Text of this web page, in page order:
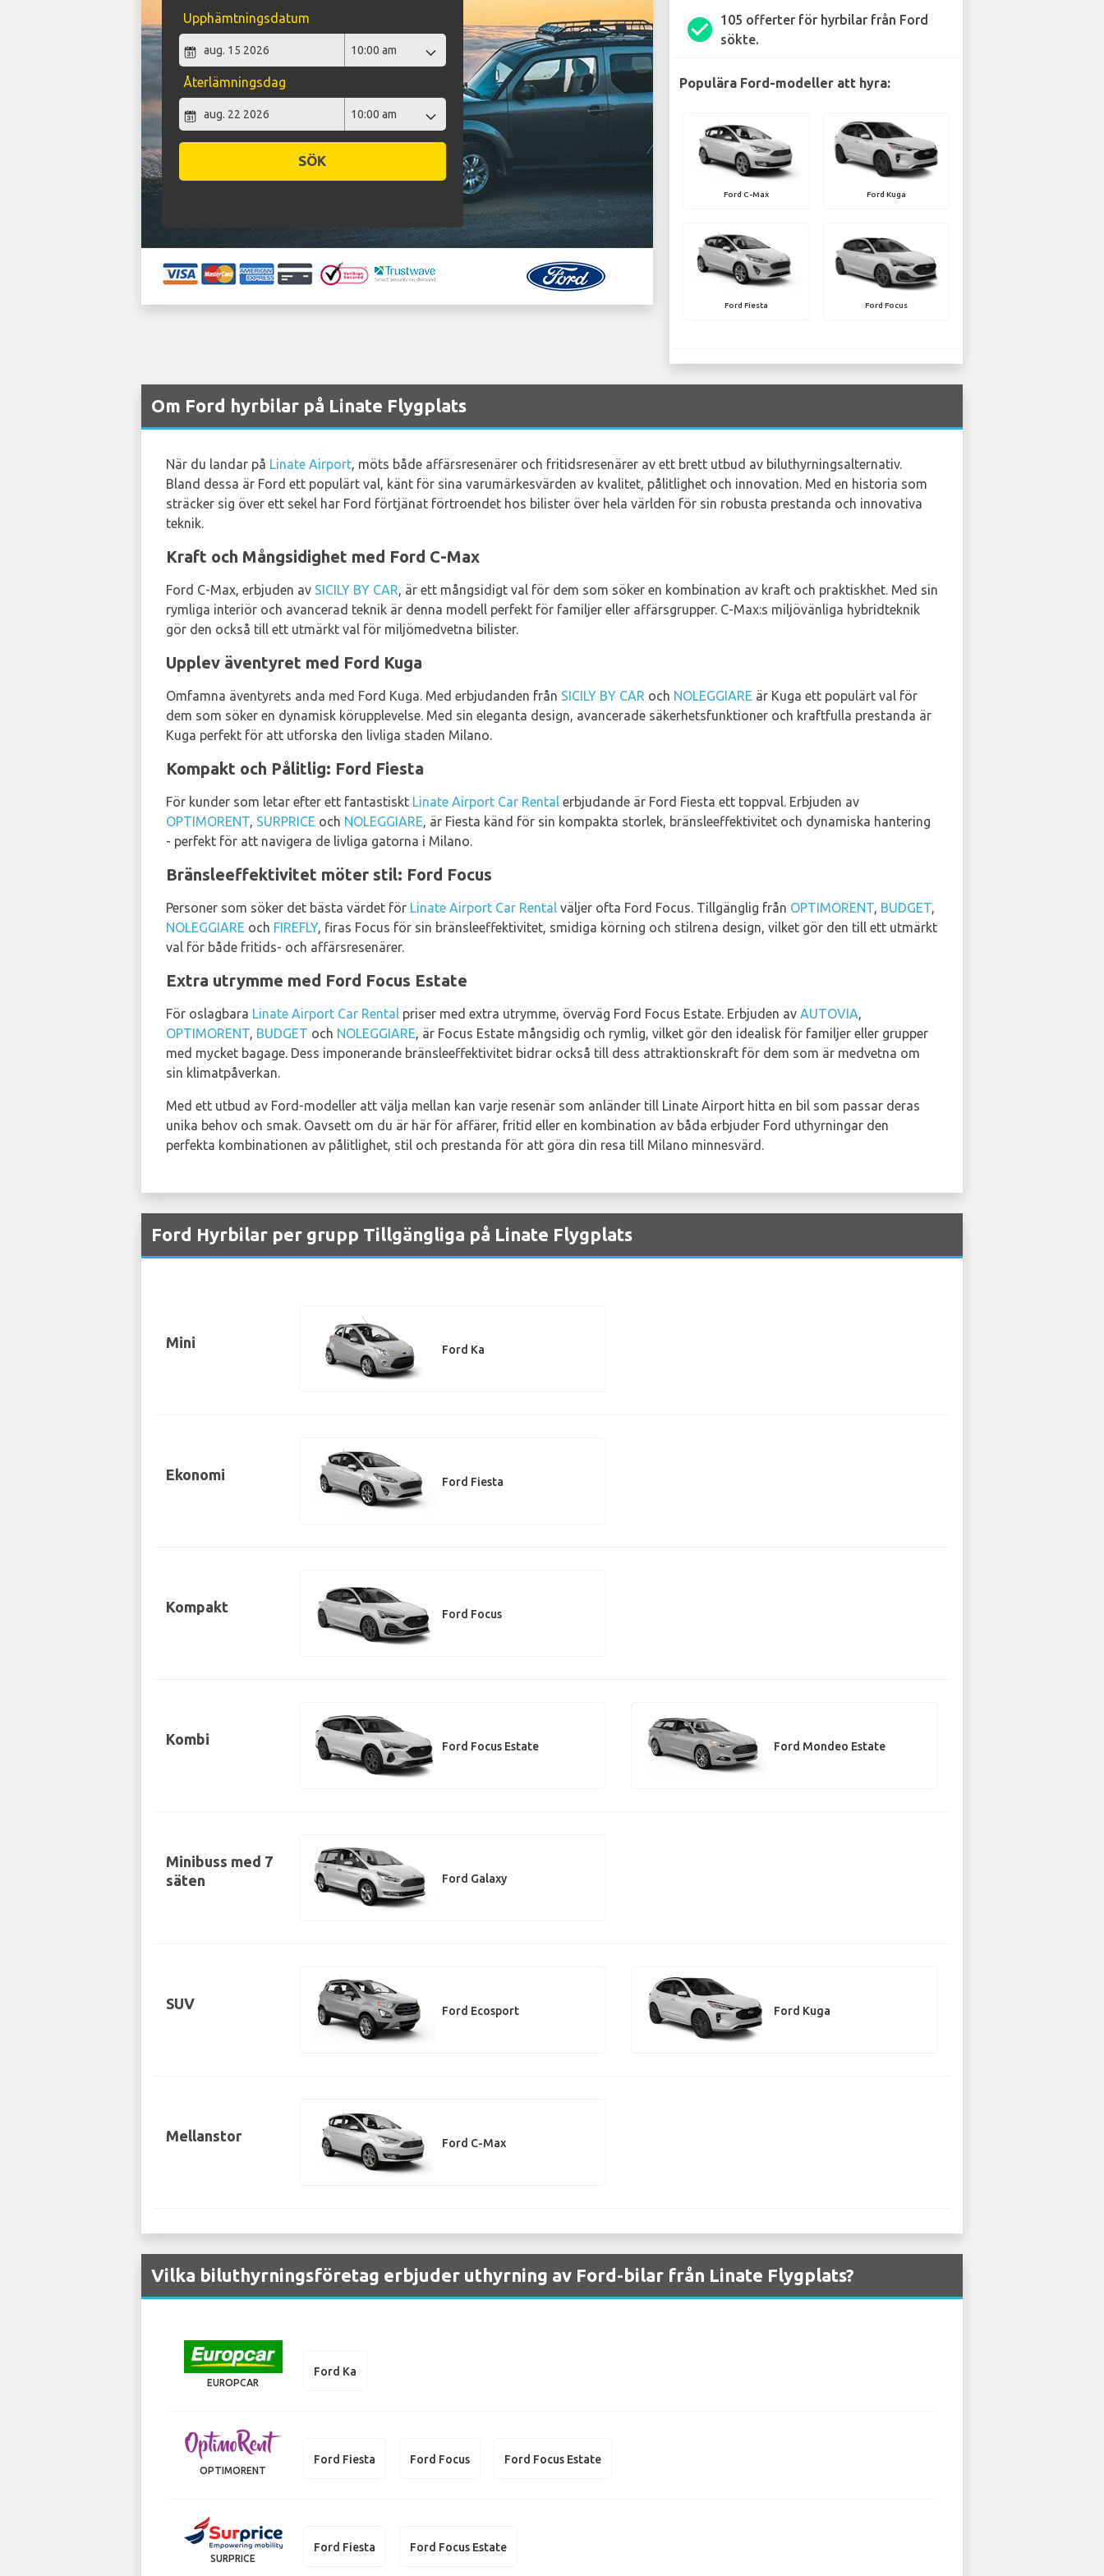
Upphämtningsdatum
Återlämningsdag
SÖK
check_circle
105 offerter för hyrbilar från Ford
sökte.
Populära Ford-modeller att hyra:
Ford C-Max Ford Kuga
Ford Fiesta Ford Focus
Om Ford hyrbilar på Linate Flygplats
När du landar på Linate Airport, möts både affärsresenärer och fritidsresenärer av ett brett utbud av biluthyrningsalternativ.
Bland dessa är Ford ett populärt val, känt för sina varumärkesvärden av kvalitet, pålitlighet och innovation. Med en historia som
sträcker sig över ett sekel har Ford förtjänat förtroendet hos bilister över hela världen för sin robusta prestanda och innovativa
teknik.
Kraft och Mångsidighet med Ford C-Max
Ford C-Max, erbjuden av SICILY BY CAR, är ett mångsidigt val för dem som söker en kombination av kraft och praktiskhet. Med sin
rymliga interiör och avancerad teknik är denna modell perfekt för familjer eller affärsgrupper. C-Max:s miljövänliga hybridteknik
gör den också till ett utmärkt val för miljömedvetna bilister.
Upplev äventyret med Ford Kuga
Omfamna äventyrets anda med Ford Kuga. Med erbjudanden från SICILY BY CAR och NOLEGGIARE är Kuga ett populärt val för
dem som söker en dynamisk körupplevelse. Med sin eleganta design, avancerade säkerhetsfunktioner och kraftfulla prestanda är
Kuga perfekt för att utforska den livliga staden Milano.
Kompakt och Pålitlig: Ford Fiesta
För kunder som letar efter ett fantastiskt Linate Airport Car Rental erbjudande är Ford Fiesta ett toppval. Erbjuden av
OPTIMORENT, SURPRICE och NOLEGGIARE, är Fiesta känd för sin kompakta storlek, bränsleeffektivitet och dynamiska hantering
- perfekt för att navigera de livliga gatorna i Milano.
Bränsleeffektivitet möter stil: Ford Focus
Personer som söker det bästa värdet för Linate Airport Car Rental väljer ofta Ford Focus. Tillgänglig från OPTIMORENT, BUDGET,
NOLEGGIARE och FIREFLY, firas Focus för sin bränsleeffektivitet, smidiga körning och stilrena design, vilket gör den till ett utmärkt
val för både fritids- och affärsresenärer.
Extra utrymme med Ford Focus Estate
För oslagbara Linate Airport Car Rental priser med extra utrymme, överväg Ford Focus Estate. Erbjuden av AUTOVIA,
OPTIMORENT, BUDGET och NOLEGGIARE, är Focus Estate mångsidig och rymlig, vilket gör den idealisk för familjer eller grupper
med mycket bagage. Dess imponerande bränsleeffektivitet bidrar också till dess attraktionskraft för dem som är medvetna om
sin klimatpåverkan.
Med ett utbud av Ford-modeller att välja mellan kan varje resenär som anländer till Linate Airport hitta en bil som passar deras
unika behov och smak. Oavsett om du är här för affärer, fritid eller en kombination av båda erbjuder Ford uthyrningar den
perfekta kombinationen av pålitlighet, stil och prestanda för att göra din resa till Milano minnesvärd.
Ford Hyrbilar per grupp Tillgängliga på Linate Flygplats
Mini Ford Ka
Ekonomi Ford Fiesta
Kompakt Ford Focus
Kombi Ford Focus Estate Ford Mondeo Estate
Minibuss med 7
säten
Ford Galaxy
SUV Ford Ecosport Ford Kuga
Mellanstor Ford C-Max
Vilka biluthyrningsföretag erbjuder uthyrning av Ford-bilar från Linate Flygplats?
EUROPCAR
Ford Ka
OPTIMORENT
Ford Fiesta Ford Focus Ford Focus Estate
SURPRICE
Ford Fiesta Ford Focus Estate